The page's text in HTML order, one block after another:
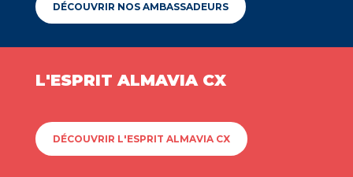
DÉCOUVRIR NOS AMBASSADEURS
L'ESPRIT ALMAVIA CX
DÉCOUVRIR L'ESPRIT ALMAVIA CX